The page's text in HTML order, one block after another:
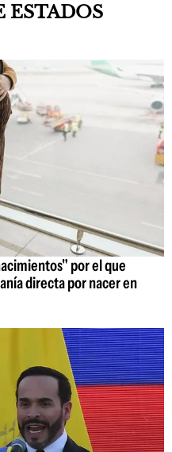
ESTADOS
por el que
directa por nacer en